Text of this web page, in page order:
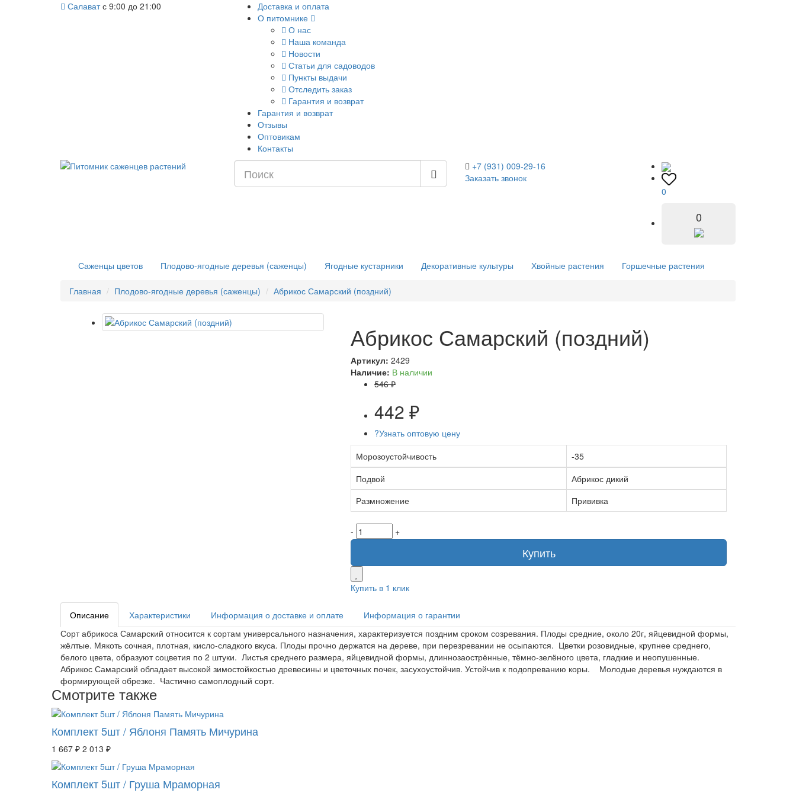
Салаватс 9:00 до 21:00
Доставка и оплата
О питомнике
О нас
Наша команда
Новости
Статьи для садоводов
Пункты выдачи
Отследить заказ
Гарантия и возврат
Гарантия и возврат
Отзывы
Оптовикам
Контакты
+7 (931) 009-29-16
Заказать звонок
0
0
Саженцы цветов Плодово-ягодные деревья (саженцы) Ягодные кустарники Декоративные культуры Хвойные растения Горшечные растения
Главная Плодово-ягодные деревья (саженцы) Абрикос Самарский (поздний)
Абрикос Самарский (поздний)
Артикул: 2429
Наличие: В наличии
546 ₽
442 ₽
?Узнать оптовую цену
Морозоустойчивость
-35
Подвой
Абрикос дикий
Размножение
Прививка
- +
Купить
Купить в 1 клик
Описание Характеристики Информация о доставке и оплате
Информация о гарантии
Сорт абрикоса Самарский относится к сортам универсального назначения, характеризуется поздним сроком созревания. Плоды средние, около 20г, яйцевидной формы,
жёлтые. Мякоть сочная, плотная, кисло-сладкого вкуса. Плоды прочно держатся на дереве, при перезревании не осыпаются. Цветки розовидные, крупнее среднего,
белого цвета, образуют соцветия по 2 штуки. Листья среднего размера, яйцевидной формы, длиннозаострённые, тёмно-зелёного цвета, гладкие и неопушенные.
Абрикос Самарский обладает высокой зимостойкостью древесины и цветочных почек, засухоустойчив. Устойчив к подопреванию коры. Молодые деревья нуждаются в
формирующей обрезке. Частично самоплодный сорт.
Смотрите также
Комплект 5шт / Яблоня Память Мичурина
1 667 ₽ 2 013 ₽
Комплект 5шт / Груша Мраморная